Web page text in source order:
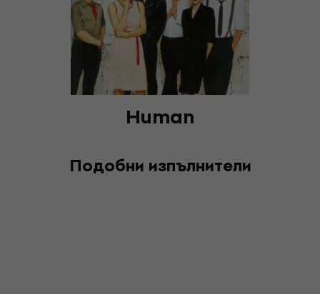
Human
Подобни изпълнители